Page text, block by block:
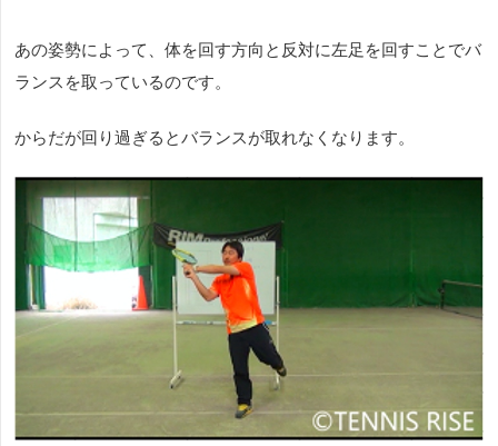
あの姿勢によって、体を回す方向と反対に左足を回すことでバ
ランスを取っているのです。
からだが回り過ぎるとバランスが取れなくなります。